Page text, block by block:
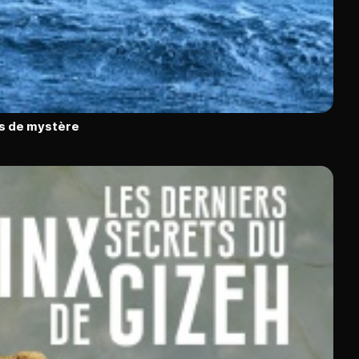
de mystère